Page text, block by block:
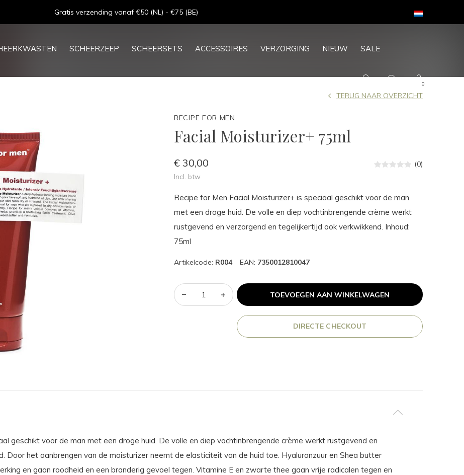
SCHEERZEEP SCHEERSETS ACCESSOIRES VERZORGING NIEUW
SALE
0
Goede service - ★★★★★ - Sinds 2013
RECIPE FOR MEN
Facial Moisturizer+ 75ml
TERUG NAAR OVERZICHT
€ 30,00
Incl. btw
(0)
Recipe for Men Facial Moisturizer+ is speciaal geschikt voor de man
met een droge huid. De volle en diep vochtinbrengende crème werkt
rustgevend en verzorgend en tegelijkertijd ook verkwikkend. Inhoud:
75ml
Artikelcode: R004 EAN: 7350012810047
TOEVOEGEN AAN WINKELWAGEN
DIRECTE CHECKOUT
geschikt voor de man met een droge huid. De volle en diep vochtinbrengende crème werkt rustgevend en
Door het aanbrengen van de moisturizer neemt de elasticiteit van de huid toe. Hyaluronzuur en Shea butter
en gaan roodheid en een branderig gevoel tegen. Vitamine E en zwarte thee gaan vrije radicalen tegen en